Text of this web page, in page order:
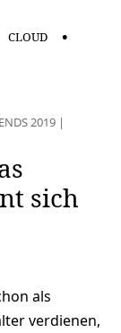
CLOUD
2019 |
sich
als
verdienen,